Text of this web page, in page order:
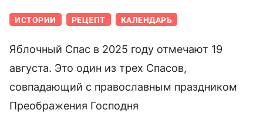
ИСТОРИИ РЕЦЕПТ КАЛЕНДАРЬ
Яблочный Спас в 2025 году отмечают 19
августа. Это один из трех Спасов,
совпадающий с православным праздником
Преображения Господня